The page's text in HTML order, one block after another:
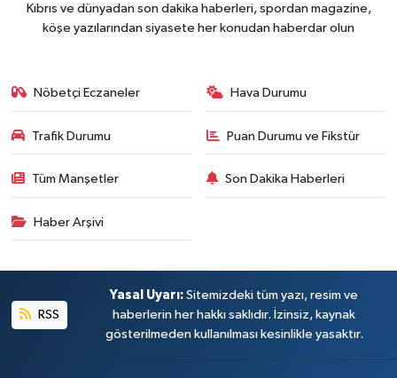
Kıbrıs ve dünyadan son dakika haberleri, spordan magazine,
köşe yazılarından siyasete her konudan haberdar olun
Nöbetçi Eczaneler Hava Durumu
Trafik Durumu Puan Durumu ve Fikstür
Tüm Manşetler Son Dakika Haberleri
Haber Arşivi
RSS
Yasal Uyarı: Sitemizdeki tüm yazı, resim ve
haberlerin her hakkı saklıdır. İzinsiz, kaynak
gösterilmeden kullanılması kesinlikle yasaktır.